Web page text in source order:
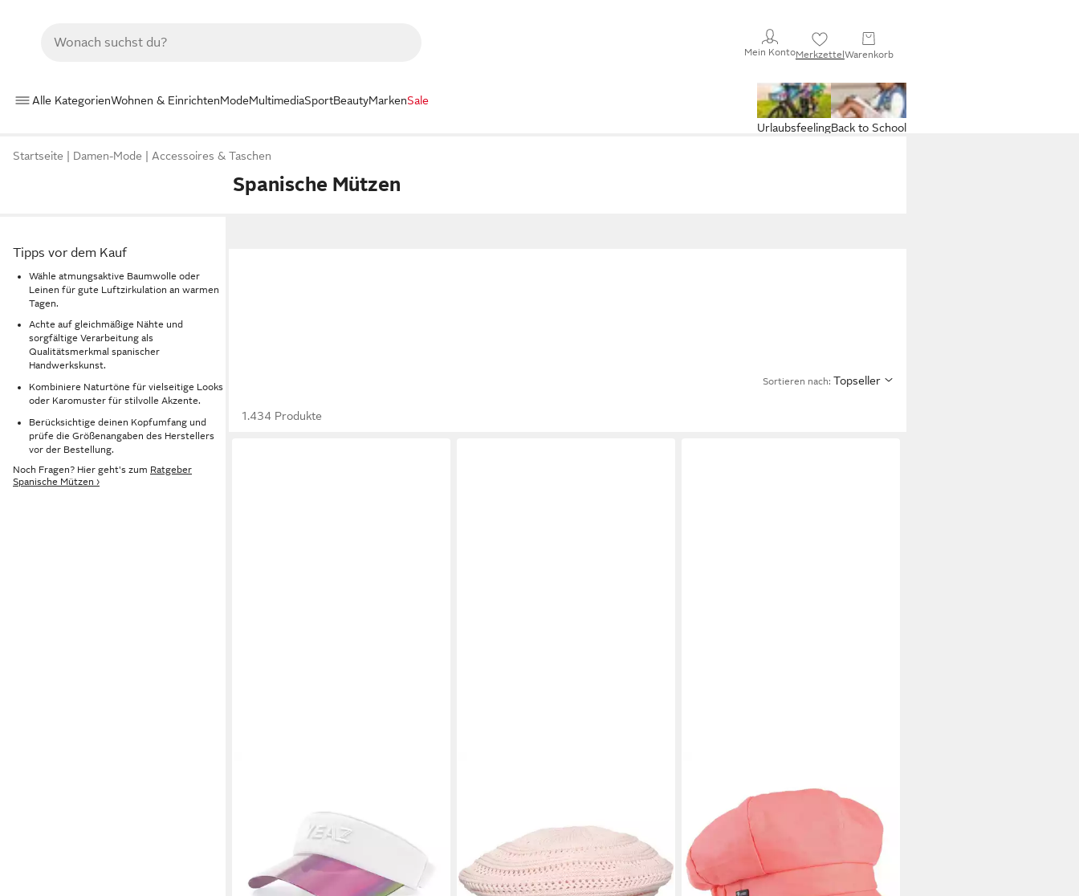
Mein KontoMerkzettelWarenkorb
Alle KategorienWohnen & EinrichtenModeMultimediaSportBeautyMarkenSale
Back to School
Urlaubsfeeling
Startseite Damen-Mode Accessoires & Taschen
Spanische Mützen
Tipps vor dem Kauf
Wähle atmungsaktive Baumwolle oder
Leinen für gute Luftzirkulation an warmen
Tagen.
Achte auf gleichmäßige Nähte und
sorgfältige Verarbeitung als
Qualitätsmerkmal spanischer
Handwerkskunst.
Kombiniere Naturtöne für vielseitige Looks
oder Karomuster für stilvolle Akzente.
Berücksichtige deinen Kopfumfang und
prüfe die Größenangaben des Herstellers
vor der Bestellung.
Noch Fragen? Hier geht's zum Ratgeber
Spanische Mützen ›
Sortieren nach: Topseller
1.434 Produkte